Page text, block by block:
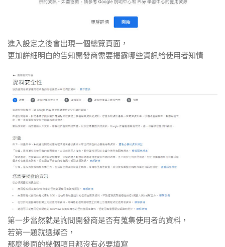
進入設定之後會出現一個總覽頁面，
更加詳細明白的告知開發商需要揭露哪些資訊給使用者知情
第一步當然就是詢問開發商是否有蒐集使用者的資料，
若第一題就選擇否，
那麼後面的幾個項目都沒有必要填寫